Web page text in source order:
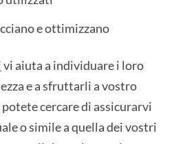
e ottimizzano
vi aiuta a individuare i loro
e a sfruttarli a vostro
cercare di assicurarvi
o simile a quella dei vostri